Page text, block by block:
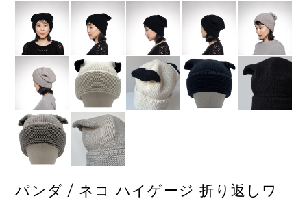
パンダ / ネコ ハイゲージ 折り返しワ